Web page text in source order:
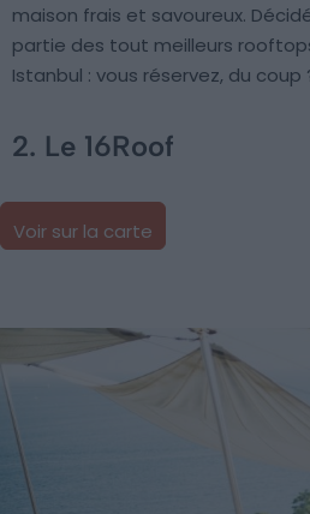
maison frais et savoureux.
partie des tout meilleurs
Istanbul : vous réservez, du coup
2. Le 16Roof
Voir sur la carte